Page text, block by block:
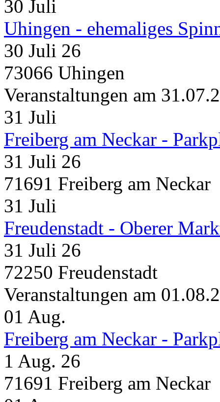
30 Juli
Uhingen - ehemaliges
30 Juli 26
73066 Uhingen
Veranstaltungen am
31 Juli
Freiberg am Neckar -
31 Juli 26
71691 Freiberg am Neckar
31 Juli
Freudenstadt - Oberer
31 Juli 26
72250 Freudenstadt
Veranstaltungen am
01 Aug.
Freiberg am Neckar -
1 Aug. 26
71691 Freiberg am Neckar